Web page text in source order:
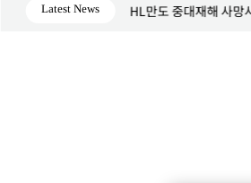
Latest News HL만도 중대재해 사